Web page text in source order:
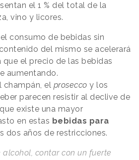
el 1 % del total de la
vino y licores.
consumo de bebidas sin
del mismo se acelerará
que el precio de las bebidas
aumentando.
champán, el prosecco y los
parecen resistir al declive de
existe una mayor
en estas bebidas para
dos años de restricciones.
alcohol, contar con un fuerte